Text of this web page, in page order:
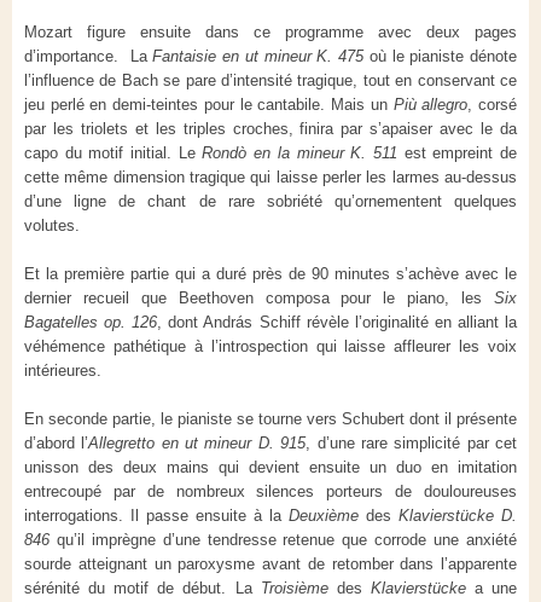
Mozart figure ensuite dans ce programme avec deux pages
d’importance. LaFantaisie en ut mineur K. 475où le pianiste dénote
l’influence de Bach se pare d’intensité tragique, tout en conservant ce
jeu perlé en demi-teintes pour le cantabile. Mais un Più allegro, corsé
par les triolets et les triples croches, finira par s’apaiser avec le da
capo du motif initial. LeRondò en la mineur K. 511 est empreint de
cette même dimension tragique qui laisse perler les larmes au-dessus
d’une ligne de chant de rare sobriété qu’ornementent quelques
volutes.
Et la première partie qui a duré près de 90 minutes s’achève avec le
dernier recueil que Beethoven composa pour le piano, les Six
Bagatelles op. 126, dont András Schiff révèle l’originalité en alliant la
véhémence pathétique à l’introspection qui laisse affleurer les voix
intérieures.
En seconde partie, le pianiste se tourne vers Schubert dont il présente
d’abord l’Allegretto en ut mineur D. 915, d’une rare simplicité par cet
unisson des deux mains qui devient ensuite un duo en imitation
entrecoupé par de nombreux silences porteurs de douloureuses
interrogations. Il passe ensuite à la Deuxième des Klavierstücke D.
846 qu’il imprègne d’une tendresse retenue que corrode une anxiété
sourde atteignant un paroxysme avant de retomber dans l’apparente
sérénité du motif de début. La Troisièmedes Klavierstückea une